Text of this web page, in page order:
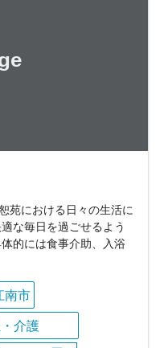
苑における日々の生活に
な毎日を過ごせるよう
的には食事介助、入浴
南市
介護